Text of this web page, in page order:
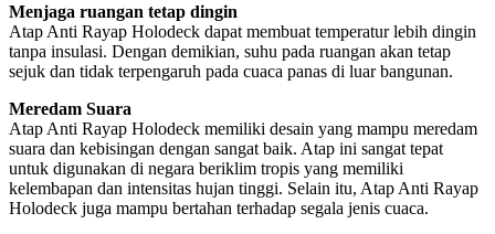
Menjaga ruangan tetap dingin
Atap Anti Rayap Holodeck dapat membuat temperatur lebih dingin
tanpa insulasi. Dengan demikian, suhu pada ruangan akan tetap
sejuk dan tidak terpengaruh pada cuaca panas di luar bangunan.
Meredam Suara
Atap Anti Rayap Holodeck memiliki desain yang mampu meredam
suara dan kebisingan dengan sangat baik. Atap ini sangat tepat
untuk digunakan di negara beriklim tropis yang memiliki
kelembapan dan intensitas hujan tinggi. Selain itu, Atap Anti Rayap
Holodeck juga mampu bertahan terhadap segala jenis cuaca.